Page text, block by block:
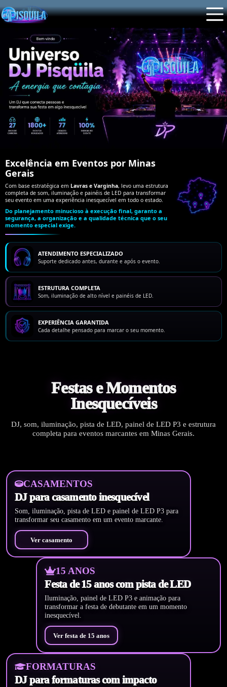
Excelência em Eventos por Minas
Gerais
Com base estratégica em Lavras e Varginha, levo uma estrutura
completa de som, iluminação e painéis de LED para transformar
seu evento em uma experiência inesquecível em todo o estado.
Do planejamento minucioso à execução final, garanto a
segurança, a organização e a qualidade técnica que o seu
momento especial exige.
ATENDIMENTO ESPECIALIZADO
Suporte dedicado antes, durante e após o evento.
ESTRUTURA COMPLETA
Som, iluminação de alto nível e painéis de LED.
EXPERIÊNCIA GARANTIDA
Cada detalhe pensado para marcar o seu momento.
Festas e Momentos
Inesquecíveis
DJ, som, iluminação, pista de LED, painel de LED P3 e estrutura
completa para eventos marcantes em Minas Gerais.
CASAMENTOS
DJ para casamento inesquecível
Som, iluminação, pista de LED e painel de LED P3 para
transformar seu casamento em um evento marcante.
Ver casamento
15 ANOS
Festa de 15 anos com pista de LED
Iluminação, painel de LED P3 e animação para
transformar a festa de debutante em um momento
inesquecível.
Ver festa de 15 anos
FORMATURAS
DJ para formaturas com impacto